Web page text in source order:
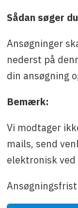
Sådan søger
Ansøgninger
nederst på
din ansøgning
Bemærk:
Vi modtager
mails, send
elektronisk